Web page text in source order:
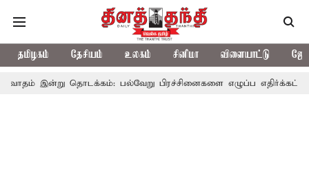
தமிழகம் தேசியம் உலகம் சினிமா விளையாட்டு
தொடக்கம்: பல்வேறு பிரச்சினைகளை எழுப்ப எதிர்க்கட்சிகள் திட்டம்